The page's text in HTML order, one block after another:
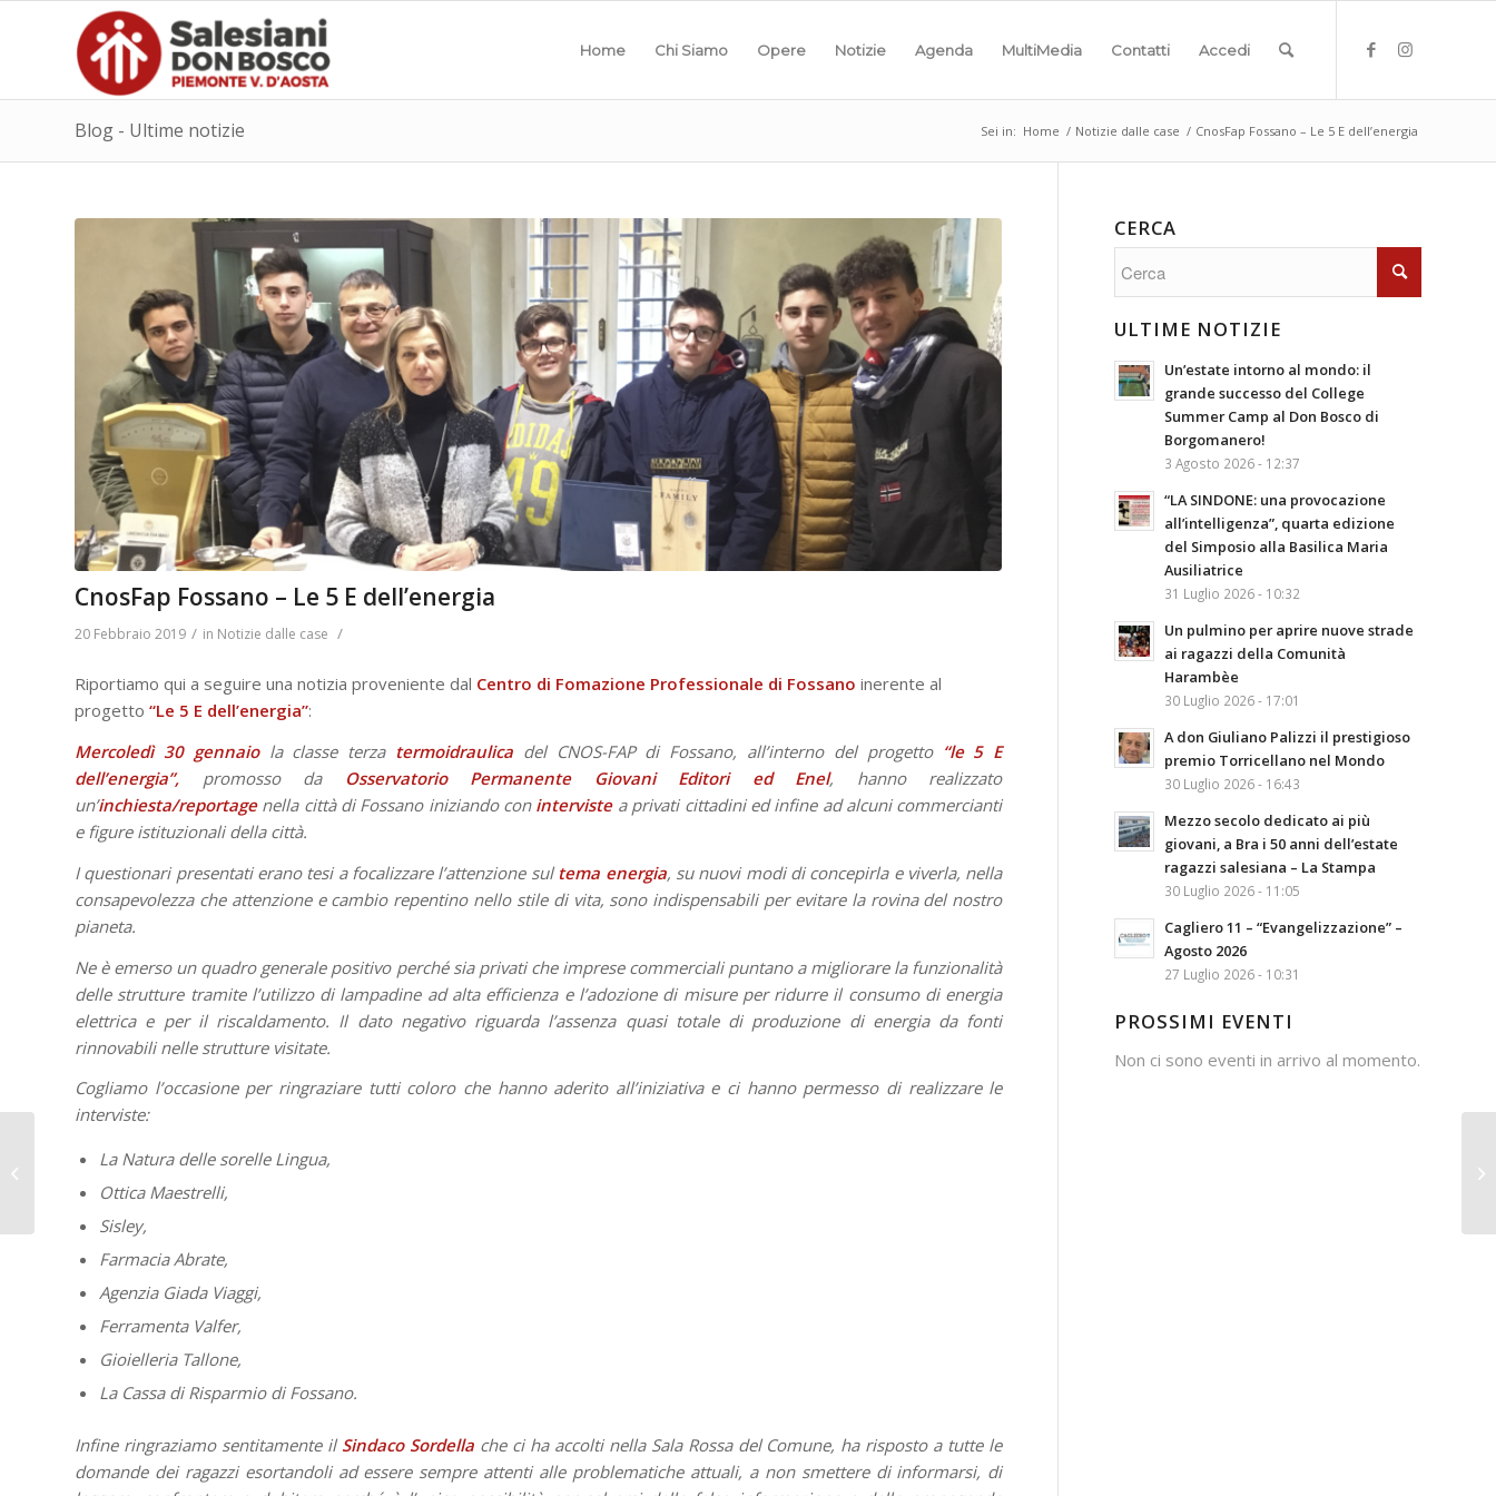
Home Chi Siamo Opere Notizie Agenda MultiMedia Contatti Accedi
Blog - Ultime notizie Sei in: Home / Notizie dalle case / CnosFap Fossano – Le 5 E dell’energia
CnosFap Fossano – Le 5 E dell’energia
20 Febbraio 2019 / in Notizie dalle case /
Riportiamo qui a seguire una notizia proveniente dal Centro di Fomazione Professionale di Fossano inerente al
progetto “Le 5 E dell’energia”:
Mercoledì 30 gennaiola classe terza termoidraulica del CNOS-FAP di Fossano, all’interno del progetto “le 5 E
dell’energia”, promosso da Osservatorio Permanente Giovani Editori ed Enel, hanno realizzato
un’inchiesta/reportagenella città di Fossano iniziando con intervistea privati cittadini ed infine ad alcuni commercianti
e figure istituzionali della città.
I questionari presentati erano tesi a focalizzare l’attenzione sul tema energia, su nuovi modi di concepirla e viverla, nella
consapevolezza che attenzione e cambio repentino nello stile di vita, sono indispensabili per evitare la rovina del nostro
pianeta.
Ne è emerso un quadro generale positivo perché sia privati che imprese commerciali puntano a migliorare la funzionalità
delle strutture tramite l’utilizzo di lampadine ad alta efficienza e l’adozione di misure per ridurre il consumo di energia
elettrica e per il riscaldamento. Il dato negativo riguarda l’assenza quasi totale di produzione di energia da fonti
rinnovabili nelle strutture visitate.
Cogliamo l’occasione per ringraziare tutti coloro che hanno aderito all’iniziativa e ci hanno permesso di realizzare le
interviste:
La Natura delle sorelle Lingua,
Ottica Maestrelli,
Sisley,
Farmacia Abrate,
Agenzia Giada Viaggi,
Ferramenta Valfer,
Gioielleria Tallone,
La Cassa di Risparmio di Fossano.
Infine ringraziamo sentitamente il Sindaco Sordellache ci ha accolti nella Sala Rossa del Comune, ha risposto a tutte le
domande dei ragazzi esortandoli ad essere sempre attenti alle problematiche attuali, a non smettere di informarsi, di
CERCA
ULTIME NOTIZIE
Un’estate intorno al mondo: il
grande successo del College
Summer Camp al Don Bosco di
Borgomanero!
3 Agosto 2026 - 12:37
“LA SINDONE: una provocazione
all’intelligenza”, quarta edizione
del Simposio alla Basilica Maria
Ausiliatrice
31 Luglio 2026 - 10:32
Un pulmino per aprire nuove strade
ai ragazzi della Comunità
Harambèe
30 Luglio 2026 - 17:01
A don Giuliano Palizzi il prestigioso
premio Torricellano nel Mondo
30 Luglio 2026 - 16:43
Mezzo secolo dedicato ai più
giovani, a Bra i 50 anni dell’estate
ragazzi salesiana – La Stampa
30 Luglio 2026 - 11:05
Cagliero 11 – “Evangelizzazione” –
Agosto 2026
27 Luglio 2026 - 10:31
PROSSIMI EVENTI
Non ci sono eventi in arrivo al momento.
Incontro in Pastorale
Giovanile